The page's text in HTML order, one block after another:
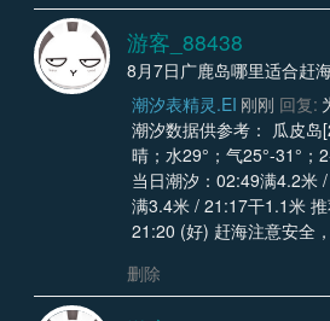
游客_88438
8月7日广鹿岛哪里适合赶
潮汐表精灵.EI 刚刚 回复:
潮汐数据供参考： 瓜皮岛
晴；水29°；气25°-31°；
当日潮汐：02:49满4.2米
满3.4米 / 21:17干1.1米
21:20 (好) 赶海注意安全
删除